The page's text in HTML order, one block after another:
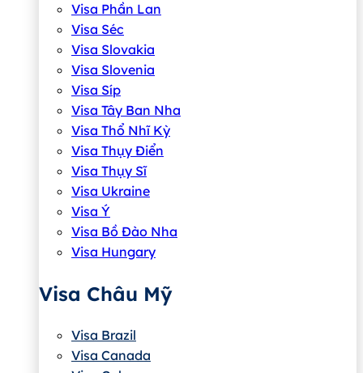
Visa Phần Lan
Visa Séc
Visa Slovakia
Visa Slovenia
Visa Síp
Visa Tây Ban Nha
Visa Thổ Nhĩ Kỳ
Visa Thụy Điển
Visa Thụy Sĩ
Visa Ukraine
Visa Ý
Visa Bồ Đào Nha
Visa Hungary
Visa Châu Mỹ
Visa Brazil
Visa Canada